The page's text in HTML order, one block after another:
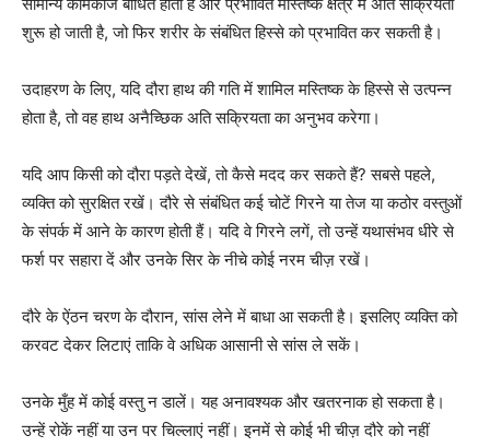
शुरू हो जाती है, जो फिर शरीर के संबंधित हिस्से को प्रभावित कर सकती है।
उदाहरण के लिए, यदि दौरा हाथ की गति में शामिल मस्तिष्क के हिस्से से उत्पन्न
होता है, तो वह हाथ अनैच्छिक अति सक्रियता का अनुभव करेगा।
यदि आप किसी को दौरा पड़ते देखें, तो कैसे मदद कर सकते हैं? सबसे पहले,
व्यक्ति को सुरक्षित रखें। दौरे से संबंधित कई चोटें गिरने या तेज या कठोर वस्तुओं
के संपर्क में आने के कारण होती हैं। यदि वे गिरने लगें, तो उन्हें यथासंभव धीरे से
फर्श पर सहारा दें और उनके सिर के नीचे कोई नरम चीज़ रखें।
दौरे के ऐंठन चरण के दौरान, सांस लेने में बाधा आ सकती है। इसलिए व्यक्ति को
करवट देकर लिटाएं ताकि वे अधिक आसानी से सांस ले सकें।
उनके मुँह में कोई वस्तु न डालें। यह अनावश्यक और खतरनाक हो सकता है।
उन्हें रोकें नहीं या उन पर चिल्लाएं नहीं। इनमें से कोई भी चीज़ दौरे को नहीं